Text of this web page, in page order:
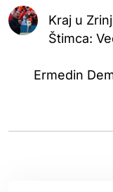
Kraj u
Štimca:
Ermedin